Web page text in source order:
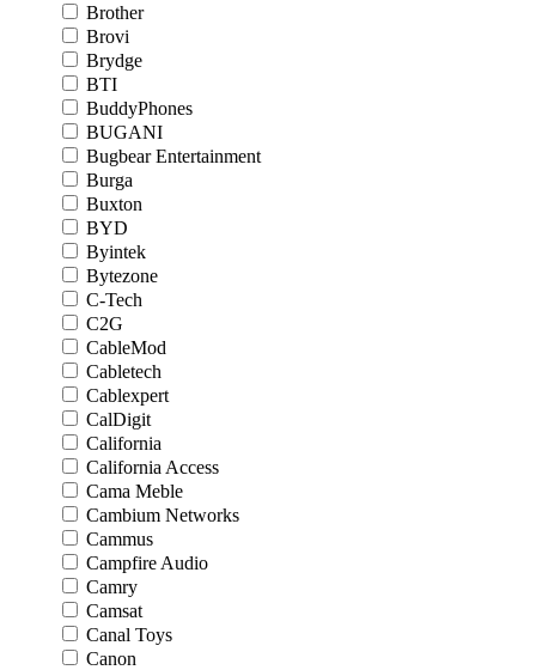
Brother
Brovi
Brydge
BTI
BuddyPhones
BUGANI
Bugbear Entertainment
Burga
Buxton
BYD
Byintek
Bytezone
C-Tech
C2G
CableMod
Cabletech
Cablexpert
CalDigit
California
California Access
Cama Meble
Cambium Networks
Cammus
Campfire Audio
Camry
Camsat
Canal Toys
Canon